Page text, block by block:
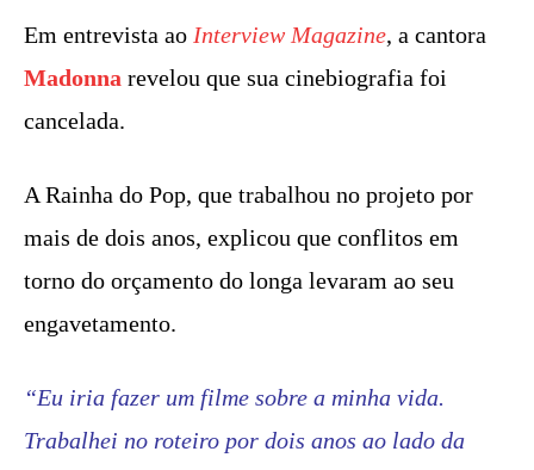
Em entrevista ao Interview Magazine, a cantora
Madonna revelou que sua cinebiografia foi
cancelada.
A Rainha do Pop, que trabalhou no projeto por
mais de dois anos, explicou que conflitos em
torno do orçamento do longa levaram ao seu
engavetamento.
“Eu iria fazer um filme sobre a minha vida.
Trabalhei no roteiro por dois anos ao lado da